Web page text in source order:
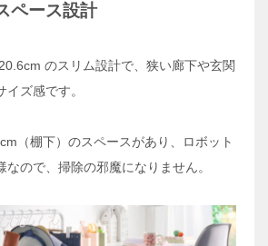
ペース設計
のスリム設計で、狭い廊下や玄関
ズ感です。
（棚下）のスペースがあり、ロボット
ので、掃除の邪魔になりません。